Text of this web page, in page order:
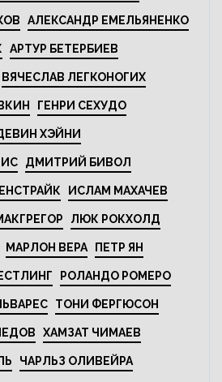
АЛЕКСАНДР ЕМЕЛЬЯНЕНКО
АРТУР БЕТЕРБИЕВ
ВЯЧЕСЛАВ ЛЕГКОНОГИХ
ГЕНРИ СЕХУДО
ХЭЙНИ
ДМИТРИЙ БИВОЛ
ИСЛАМ МАХАЧЕВ
ЛЮК РОКХОЛД
МАРЛОН ВЕРА ПЕТР ЯН
РОЛАНДО РОМЕРО
ТОНИ ФЕРГЮСОН
ХАМЗАТ ЧИМАЕВ
ЧАРЛЬЗ ОЛИВЕЙРА